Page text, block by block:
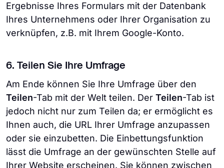
Ergebnisse Ihres Formulars mit der Datenbank
Ihres Unternehmens oder Ihrer Organisation zu
verknüpfen, z.B. mit Ihrem Google-Konto.
6. Teilen Sie Ihre Umfrage
Am Ende können Sie Ihre Umfrage über den
Teilen-Tab mit der Welt teilen. Der Teilen-Tab ist
jedoch nicht nur zum Teilen da; er ermöglicht es
Ihnen auch, die URL Ihrer Umfrage anzupassen
oder sie einzubetten. Die Einbettungsfunktion
lässt die Umfrage an der gewünschten Stelle auf
Ihrer Website erscheinen. Sie können zwischen